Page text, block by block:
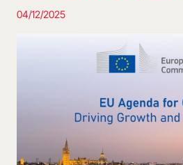
04/12/2025